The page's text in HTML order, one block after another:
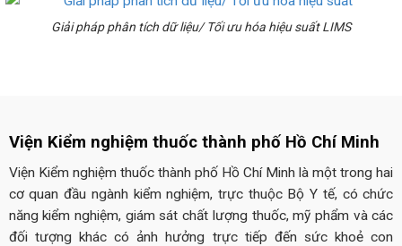
Giải pháp phân tích dữ liệu/ Tối ưu hóa hiệu suất LIMS
Viện Kiểm nghiệm thuốc thành phố Hồ Chí Minh
Viện Kiểm nghiệm thuốc thành phố Hồ Chí Minh là một trong hai
cơ quan đầu ngành kiểm nghiệm, trực thuộc Bộ Y tế, có chức
năng kiểm nghiệm, giám sát chất lượng thuốc, mỹ phẩm và các
đối tượng khác có ảnh hưởng trực tiếp đến sức khoẻ con